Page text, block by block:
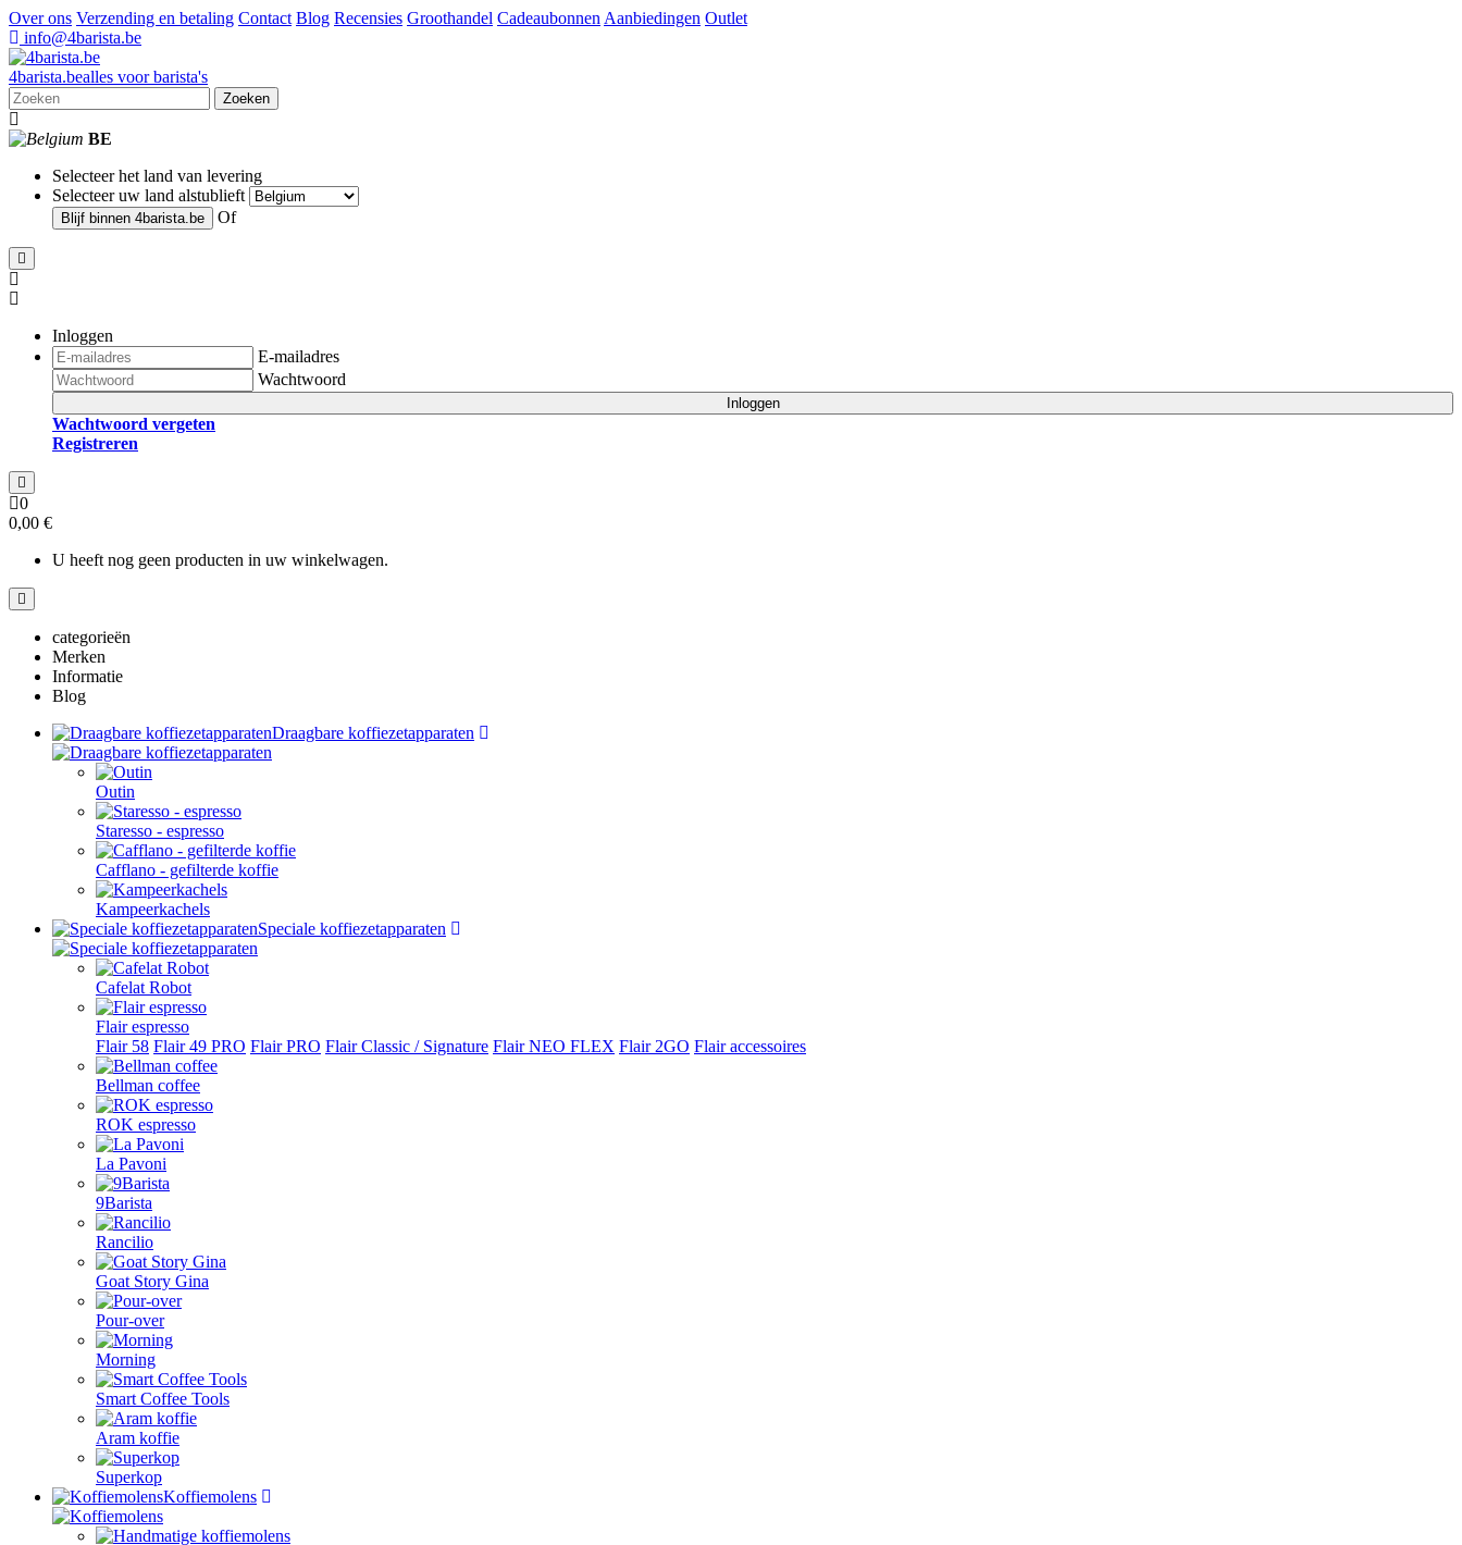
Over ons Verzending en betaling Contact Blog Recensies Groothandel Cadeaubonnen Aanbiedingen Outlet
info@4barista.be
4barista.bealles voor barista's
Zoeken
BE
Selecteer het land van levering
Selecteer uw land alstublieft
Blijf binnen 4barista.be Of
Inloggen
E-mailadres
Wachtwoord
Inloggen
Wachtwoord vergeten
Registreren
0
0,00 €
U heeft nog geen producten in uw winkelwagen.
categorieën
Merken
Informatie
Blog
Draagbare koffiezetapparaten
Outin
Staresso - espresso
Cafflano - gefilterde koffie
Kampeerkachels
Speciale koffiezetapparaten
Cafelat Robot
Flair espresso
Flair 58 Flair 49 PRO Flair PRO Flair Classic / Signature Flair NEO FLEX Flair 2GO Flair accessoires
Bellman coffee
ROK espresso
La Pavoni
9Barista
Rancilio
Goat Story Gina
Pour-over
Morning
Smart Coffee Tools
Aram koffie
Superkop
Koffiemolens